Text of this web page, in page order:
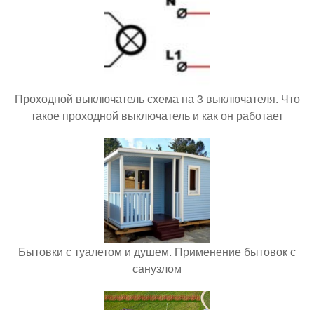
Проходной выключатель схема на 3 выключателя. Что
такое проходной выключатель и как он работает
Бытовки с туалетом и душем. Применение бытовок с
санузлом